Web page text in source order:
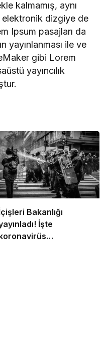
kalmamış, aynı
dizgiye de
Ipsum pasajları da
yayınlanması ile ve
gibi Lorem
yayıncılık
Bakanlığı
İşte